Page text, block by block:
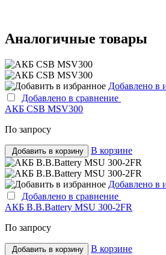
Аналогичные товары
Добавлено в
Добавлено в сравнение
АКБ CSB MSV300
По запросу
Добавить в корзину В корзине
Добавлено в
Добавлено в сравнение
АКБ B.B.Bаttery MSU 300-2FR
По запросу
Добавить в корзину В корзине